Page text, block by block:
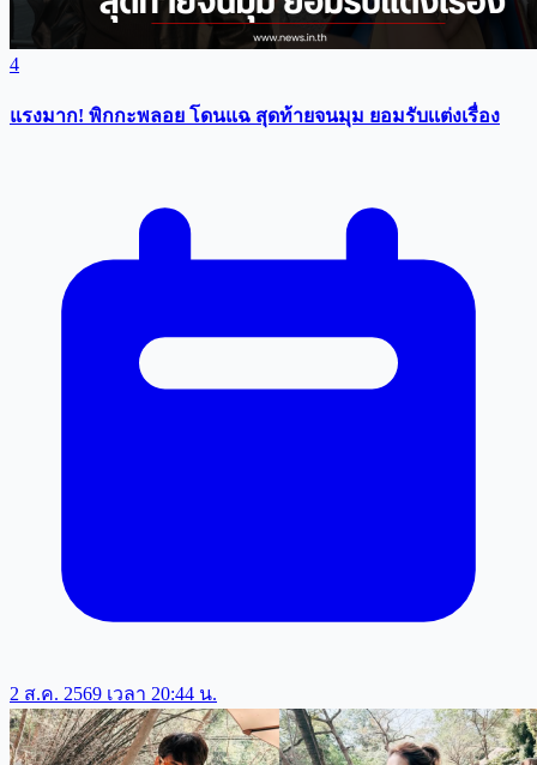
4
แรงมาก! พิกกะพลอย โดนแฉ สุดท้ายจนมุม ยอมรับเเต่งเรื่อง
2 ส.ค. 2569 เวลา 20:44 น.